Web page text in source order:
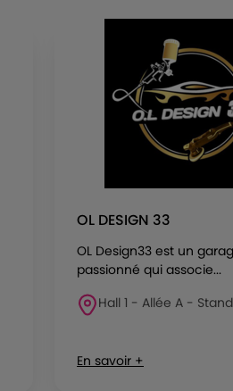
OL DESIGN 33
OL Design33 est un
passionné qui associe...
Hall 1 - Allée A -
En savoir +